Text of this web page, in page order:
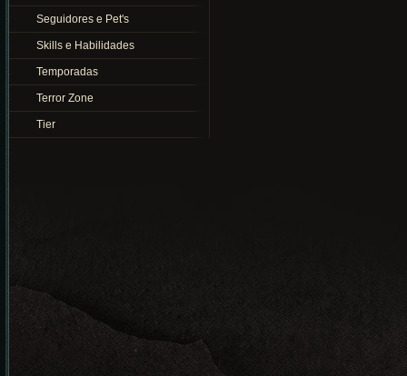
Seguidores e Pet's
Skills e Habilidades
Temporadas
Terror Zone
Tier